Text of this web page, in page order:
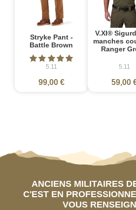
Stryke Pant -
Battle Brown
5.11
99,00 €
V.XI®
manches
Ranger
5.11
59,00
ANCIENS MILITAIRES
C'EST EN
VOUS